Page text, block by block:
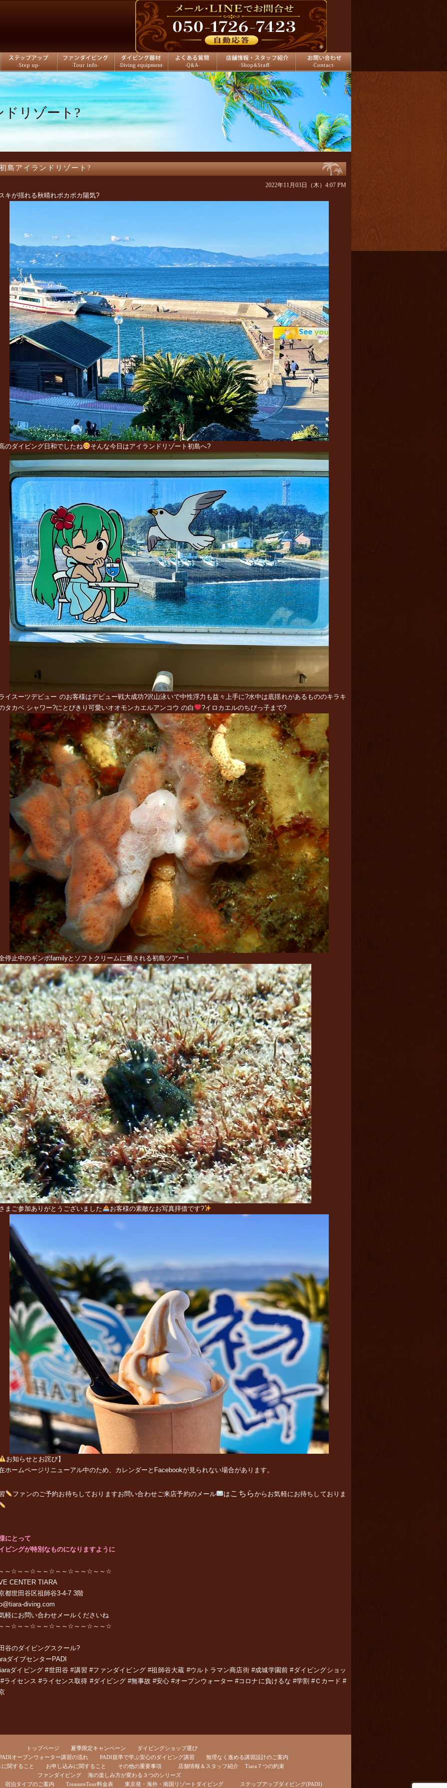
ステップアップ ファンダイビング ダイビング器材 よくある質問 店舗情報 お問い合わせ
リゾート?
初島アイランドリゾート?
2022年11月03日（木）4:07 PM
キが揺れる秋晴れポカポカ陽気?
のダイビング日和でしたね そんな今日はアイランドリゾート初島へ?
イスーツデビュー のお客様はデビュー戦大成功?沢山泳いで中性浮力も益々上手に?水中は底揺れがあるもののキラキ
タカベ シャワー?にとびきり可愛いオオモンカエルアンコウ の白
‍?イロカエルのちびっ子まで?
停止中のギンポfamilyとソフトクリームに癒される初島ツアー！
まご参加ありがとうございました お客様の素敵なお写真拝借です?
お知らせとお詫び】
ホームページリニューアル中のため、カレンダーとFacebookが見られない場合があります。
ファンのご予約お待ちしておりますお問い合わせご来店予約のメール は こちらからお気軽にお待ちしておりま
にとって
ビングが特別なものになりますように
～☆～～☆～～☆～～☆～～☆～～☆
CENTER TIARA
都世田谷区祖師谷3-4-7 3階
diving.com
軽にお問い合わせメール くださいね
～☆～～☆～～☆～～☆～～☆～～☆
谷のダイビングスクール?
ダイブセンター PADI
ダイビング #世田谷 #講習 #ファンダイビング #祖師谷大蔵 #ウルトラマン商店街 #成城学園前 #ダイビングショッ
ライセンス #ライセンス取得 #ダイビング #無事故 #安心 #オープンウォーター #コロナに負けるな #学割 #Ｃカード #
トップページ 夏季限定キャンペーン
ダイビングショップ選び
オープンウォーター講習の流れ
PADI規準で学ぶ安心のダイビング講習
無理なく進める講習設計のご案内
関すること
お申し込みに関すること その他の重要事項 店舗情報＆スタッフ紹介
Tiara７つの約束
ファンダイビング
海の楽しみ方が変わる３つのシリーズ
宿泊タイプのご案内
TreasureTour料金表 東京発・海外・南国リゾートダイビング ステップアップダイビング(PADI)